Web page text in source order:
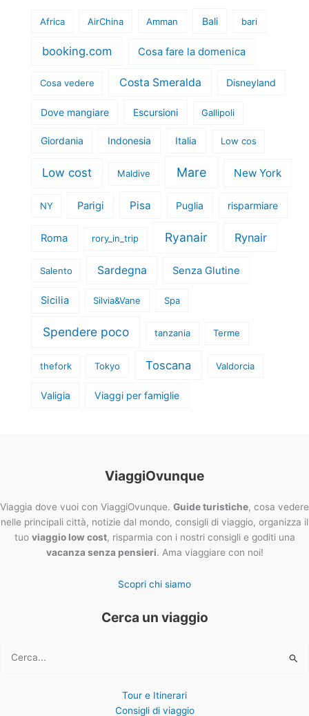
Africa AirChina Amman Bali bari
booking.com Cosa fare la domenica
Cosa vedere Costa Smeralda Disneyland
Dove mangiare Escursioni Gallipoli
Giordania Indonesia Italia Low cos
Low cost Maldive Mare New York
NY Parigi Pisa Puglia risparmiare
Roma rory_in_trip Ryanair Rynair
Salento Sardegna Senza Glutine
Sicilia Silvia&Vane Spa
Spendere poco tanzania Terme
thefork Tokyo Toscana Valdorcia
Valigia Viaggi per famiglie
ViaggiOvunque
Viaggia dove vuoi con ViaggiOvunque. Guide turistiche, cosa vedere
nelle principali città, notizie dal mondo, consigli di viaggio, organizza il
tuo viaggio low cost, risparmia con i nostri consigli e goditi una
vacanza senza pensieri. Ama viaggiare con noi!
Scopri chi siamo
Cerca un viaggio
Cerca:
Tour e Itinerari
Consigli di viaggio